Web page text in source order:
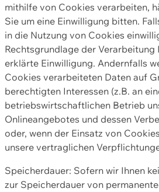
mithilfe von Cookies verarbeiten,
Sie um eine Einwilligung bitten.
in die Nutzung von Cookies
Rechtsgrundlage der Verarbeitung
erklärte Einwilligung. Andernfalls
Cookies verarbeiteten Daten auf
berechtigten Interessen (z.B. an
betriebswirtschaftlichen Betrieb
Onlineangebotes und dessen
oder, wenn der Einsatz von
unsere vertraglichen
Speicherdauer: Sofern wir Ihnen
zur Speicherdauer von